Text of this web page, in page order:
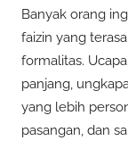
Banyak orang
faizin yang
formalitas.
panjang,
yang lebih
pasangan, dan